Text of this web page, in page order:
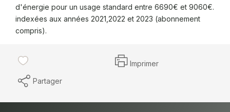
d'énergie pour un usage standard entre 6690€ et 9060€.
indexées aux années 2021,2022 et 2023 (abonnement
compris).
Imprimer
Partager